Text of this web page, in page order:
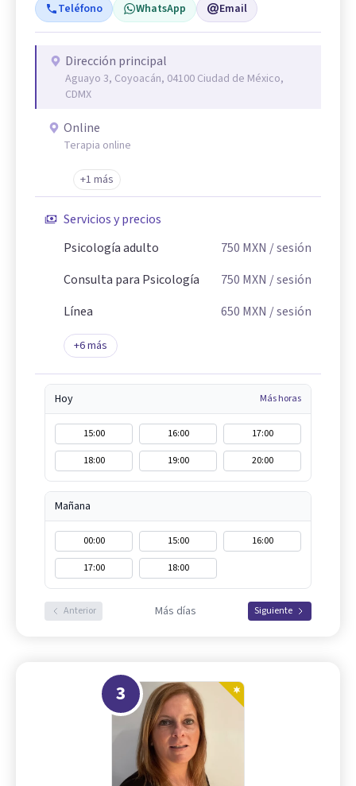
Teléfono WhatsApp Email
Dirección principal
Aguayo 3, Coyoacán, 04100 Ciudad de México,
CDMX
Online
Terapia online
+1 más
Servicios y precios
Psicología adulto
750 MXN / sesión
Consulta para Psicología
750 MXN / sesión
Línea
650 MXN / sesión
+6más
Hoy Más horas
15:00 16:00
17:00
18:00
19:00 20:00
Mañana
00:00 15:00
16:00
17:00
18:00
Anterior Más días Siguiente
3